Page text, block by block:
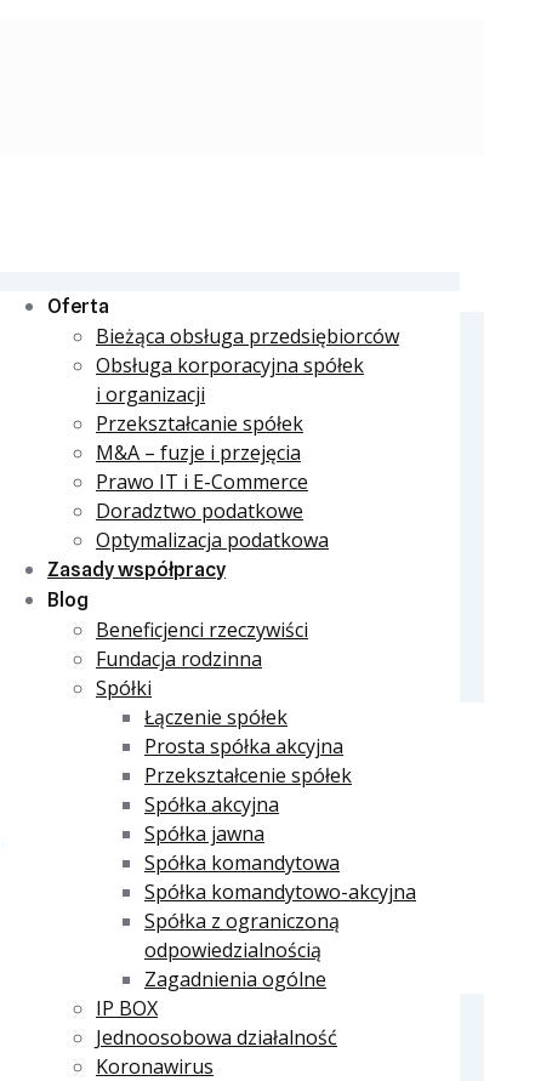
Oferta
Bieżąca obsługa przedsiębiorców
Obsługa korporacyjna spółek
i organizacji
Przekształcanie spółek
M&A – fuzje i przejęcia
Prawo IT i E-Commerce
Doradztwo podatkowe
Optymalizacja podatkowa
Zasady współpracy
Blog
Beneficjenci rzeczywiści
Fundacja rodzinna
Spółki
Łączenie spółek
Prosta spółka akcyjna
Przekształcenie spółek
Spółka akcyjna
Spółka jawna
Spółka komandytowa
Spółka komandytowo-akcyjna
Spółka z ograniczoną
odpowiedzialnością
Zagadnienia ogólne
IP BOX
Jednoosobowa działalność
Koronawirus